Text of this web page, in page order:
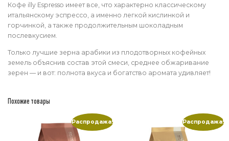
Кофе illy Espresso имеет все, что характерно классическому
итальянскому эспрессо, а именно легкой кислинкой и
горчинкой, а также продолжительным шоколадным
послевкусием.
Только лучшие зерна арабики из плодотворных кофейных
земель объяснив состав этой смеси, среднее обжаривание
зерен — и вот: полнота вкуса и богатство аромата удивляет!
Похожие товары
Распродажа! Распродажа!